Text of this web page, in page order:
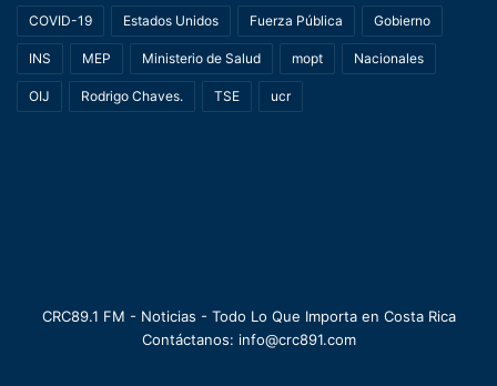
COVID-19 Estados Unidos Fuerza Pública Gobierno
INS MEP Ministerio de Salud mopt Nacionales
OIJ Rodrigo Chaves. TSE ucr
CRC89.1 FM - Noticias - Todo Lo Que Importa en Costa Rica
Contáctanos: info@crc891.com